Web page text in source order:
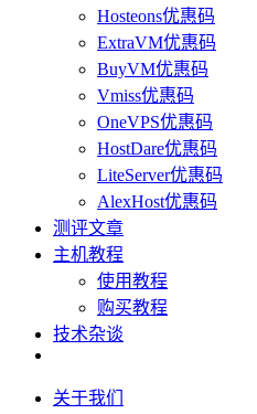
Hosteons优惠码
ExtraVM优惠码
BuyVM优惠码
Vmiss优惠码
OneVPS优惠码
HostDare优惠码
LiteServer优惠码
AlexHost优惠码
测评文章
主机教程
使用教程
购买教程
技术杂谈
关于我们